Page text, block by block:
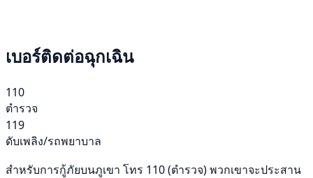
เบอร์ติดต่อฉุกเฉิน
110
ตำรวจ
119
ดับเพลิง/รถพยาบาล
สำหรับการกู้ภัยบนภูเขา โทร 110 (ตำรวจ) พวกเขาจะประสาน